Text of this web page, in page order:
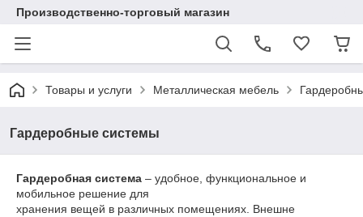
Производственно-торговый магазин
Товары и услуги Металлическая мебель
Гардеробные системы
Гардеробная система – удобное, функциональное и
мобильное решение для
хранения вещей в различных помещениях. Внешне